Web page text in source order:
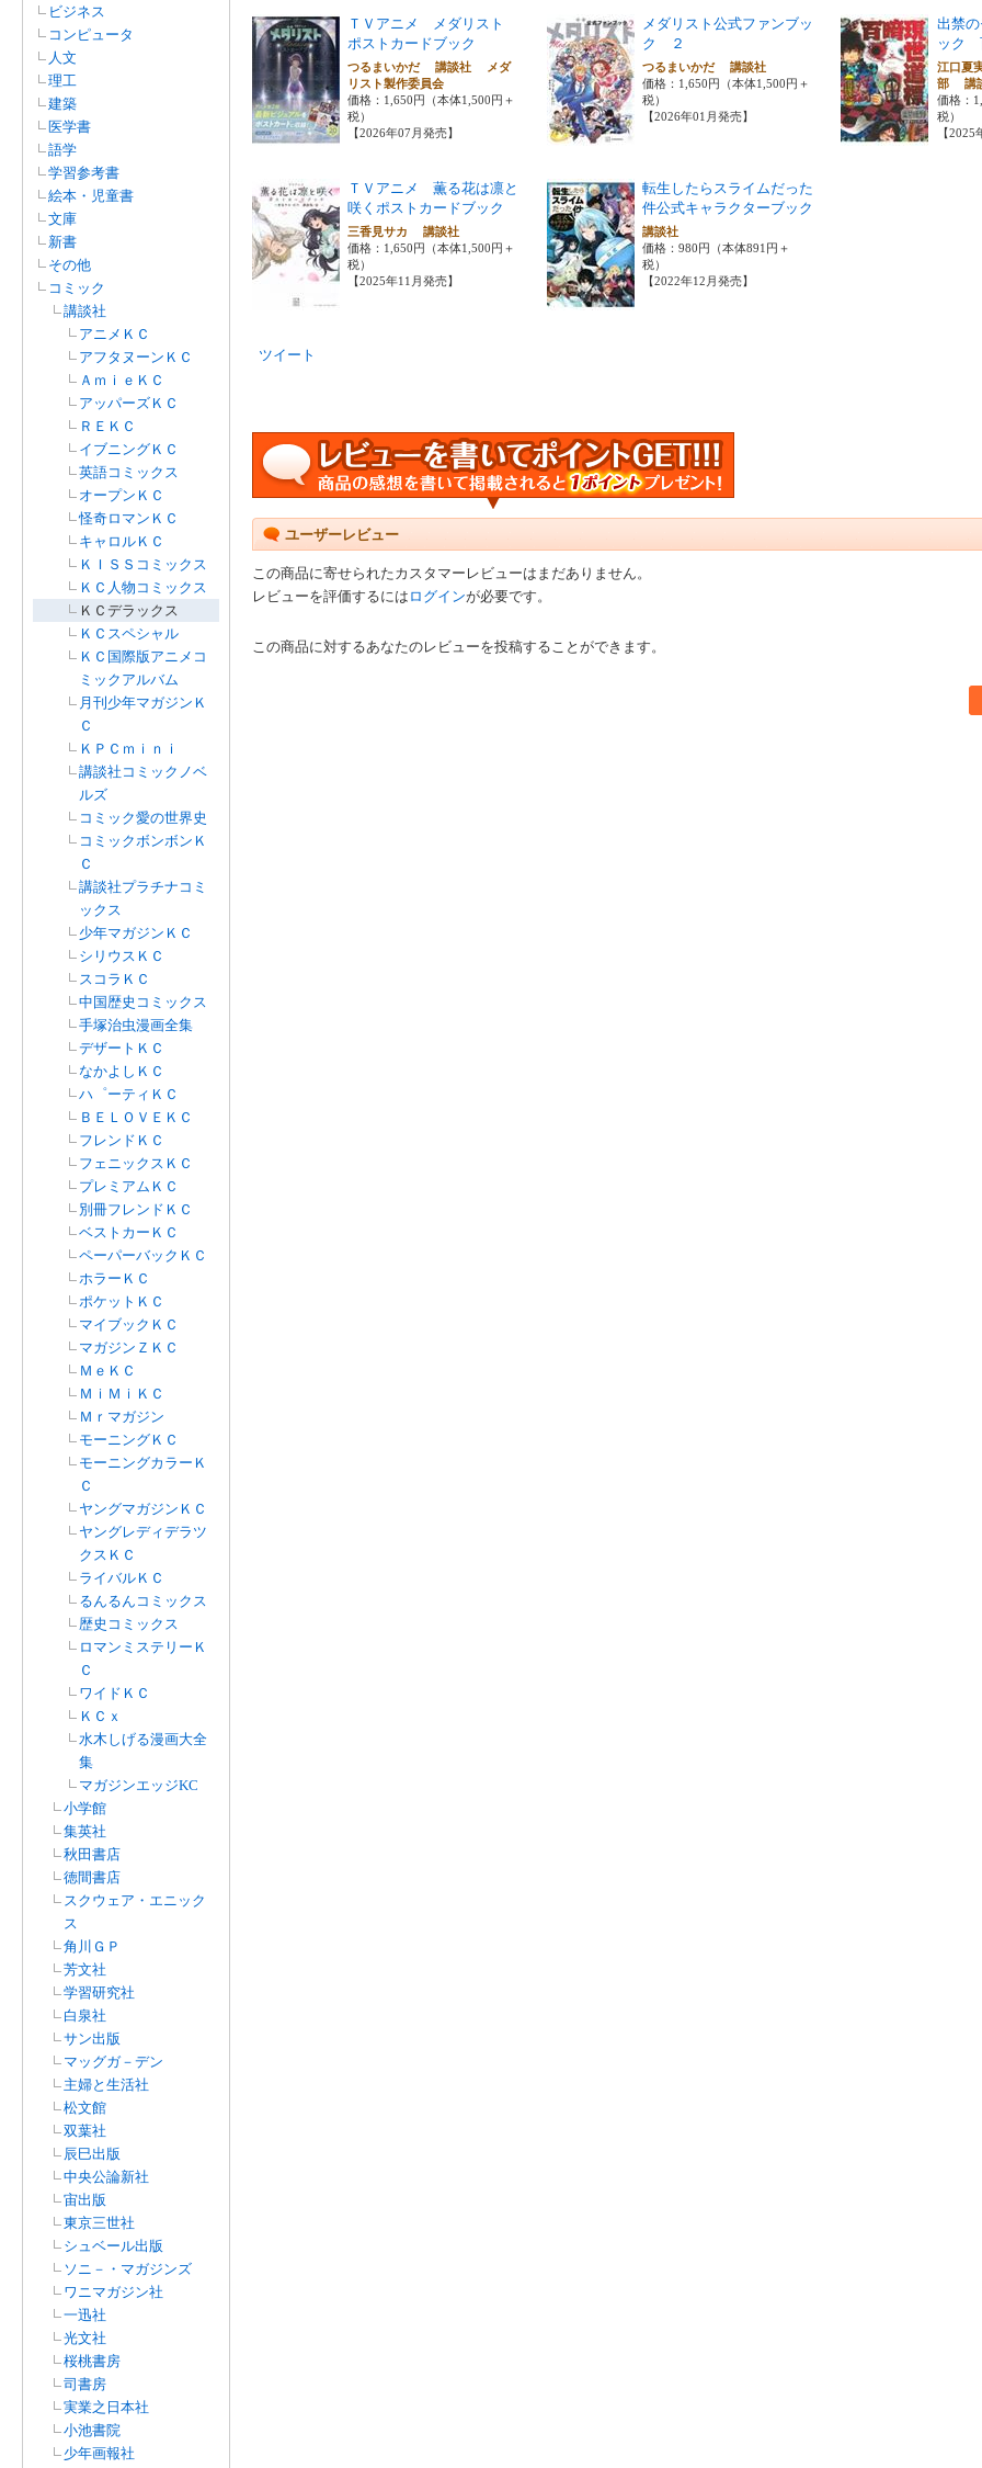
ビジネス
コンピュータ
人文
理工
建築
医学書
語学
学習参考書
絵本・児童書
文庫
新書
その他
コミック
講談社
アニメＫＣ
アフタヌーンＫＣ
ＡｍｉｅＫＣ
アッパーズＫＣ
ＲＥＫＣ
イブニングＫＣ
英語コミックス
オープンＫＣ
怪奇ロマンＫＣ
キャロルＫＣ
ＫＩＳＳコミックス
ＫＣ人物コミックス
ＫＣデラックス
ＫＣスペシャル
ＫＣ国際版アニメコ
ミックアルバム
月刊少年マガジンＫ
Ｃ
ＫＰＣｍｉｎｉ
講談社コミックノベ
ルズ
コミック愛の世界史
コミックボンボンＫ
Ｃ
講談社プラチナコミ
ックス
少年マガジンＫＣ
シリウスＫＣ
スコラＫＣ
中国歴史コミックス
手塚治虫漫画全集
デザートＫＣ
なかよしＫＣ
ハ゜ーティＫＣ
ＢＥＬＯＶＥＫＣ
フレンドＫＣ
フェニックスＫＣ
プレミアムＫＣ
別冊フレンドＫＣ
ベストカーＫＣ
ペーパーバックＫＣ
ホラーＫＣ
ポケットＫＣ
マイブックＫＣ
マガジンＺＫＣ
ＭｅＫＣ
ＭｉＭｉＫＣ
Ｍｒマガジン
モーニングＫＣ
モーニングカラーＫ
Ｃ
ヤングマガジンＫＣ
ヤングレディデラツ
クスＫＣ
ライバルＫＣ
るんるんコミックス
歴史コミックス
ロマンミステリーＫ
Ｃ
ワイドＫＣ
ＫＣｘ
水木しげる漫画大全
集
マガジンエッジKC
小学館
集英社
秋田書店
徳間書店
スクウェア・エニック
ス
角川ＧＰ
芳文社
学習研究社
白泉社
サン出版
マッグガ－デン
主婦と生活社
松文館
双葉社
辰巳出版
中央公論新社
宙出版
東京三世社
シュベール出版
ソニ－・マガジンズ
ワニマガジン社
一迅社
光文社
桜桃書房
司書房
実業之日本社
小池書院
少年画報社
ＴＶアニメ メダリスト
ポストカードブック
つるまいかだ 講談社 メダ
リスト製作委員会
価格：1,650円（本体1,500円＋
税）
【2026年07月発売】
メダリスト公式ファンブッ
ク ２
つるまいかだ 講談社
価格：1,650円（本体1,500円＋
税）
【2026年01月発売】
出禁
ック
江口夏
部 講
価格：
税）
【2025
ＴＶアニメ 薫る花は凛と
咲くポストカードブック
三香見サカ 講談社
価格：1,650円（本体1,500円＋
税）
【2025年11月発売】
転生したらスライムだった
件公式キャラクターブック
講談社
価格：980円（本体891円＋
税）
【2022年12月発売】
ツイート
ユーザーレビュー
この商品に寄せられたカスタマーレビューはまだありません。
レビューを評価するには ログインが必要です。
この商品に対するあなたのレビューを投稿することができます。